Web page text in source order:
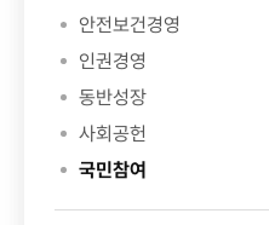
안전보건경영
인권경영
동반성장
사회공헌
국민참여